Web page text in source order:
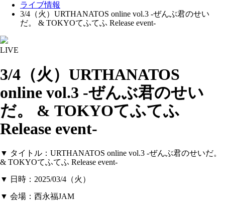
ライブ情報
3/4（火）URTHANATOS online vol.3 -ぜんぶ君のせい
だ。 & TOKYOてふてふ Release event-
LIVE
3/4（火）URTHANATOS
online vol.3 -ぜんぶ君のせい
だ。 & TOKYOてふてふ
Release event-
▼ タイトル：URTHANATOS online vol.3 -ぜんぶ君のせいだ。
& TOKYOてふてふ Release event-
▼ 日時：2025/03/4（火）
▼ 会場：西永福JAM